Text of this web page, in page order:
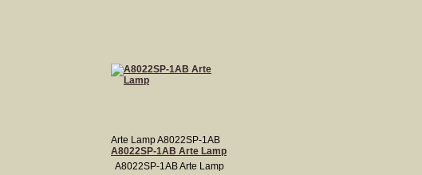
Arte Lamp A8022SP-1AB
A8022SP-1AB Arte Lamp
A8022SP-1AB Arte Lamp